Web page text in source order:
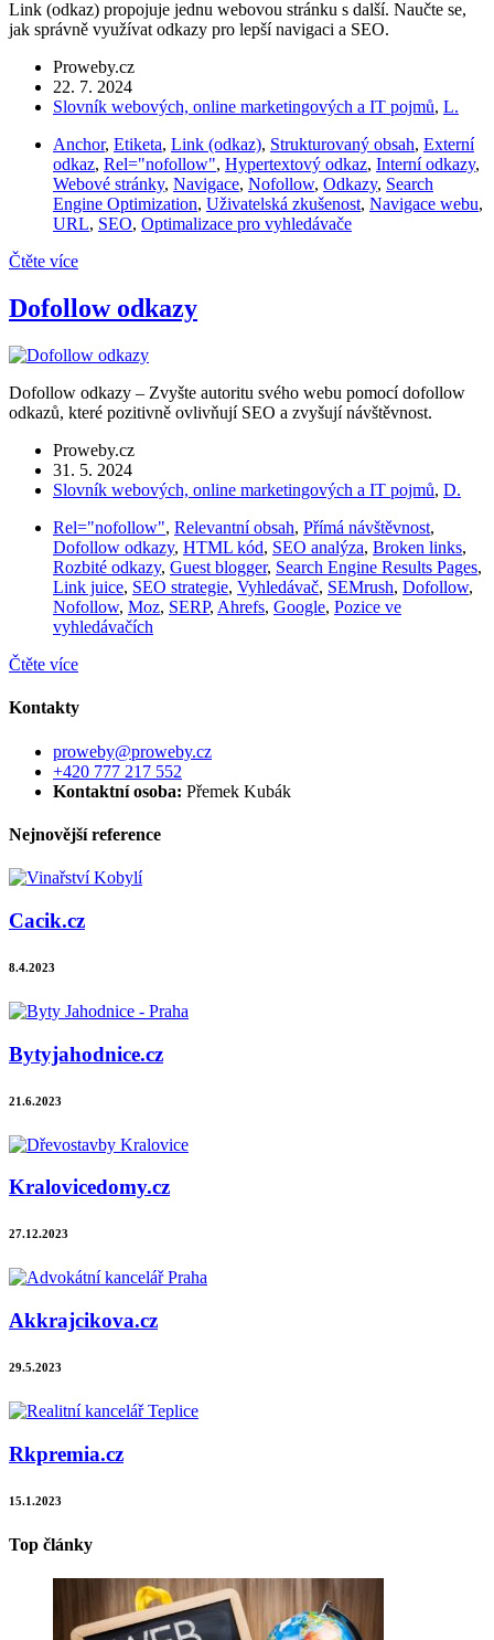
Link (odkaz) propojuje jednu webovou stránku s další. Naučte se,
jak správně využívat odkazy pro lepší navigaci a SEO.
Proweby.cz
22. 7. 2024
Slovník webových, online marketingových a IT pojmů, L.
Anchor, Etiketa, Link (odkaz), Strukturovaný obsah, Externí
odkaz, Rel="nofollow", Hypertextový odkaz, Interní odkazy,
Webové stránky, Navigace, Nofollow, Odkazy, Search
Engine Optimization, Uživatelská zkušenost, Navigace webu,
URL, SEO, Optimalizace pro vyhledávače
Čtěte více
Dofollow odkazy
Dofollow odkazy – Zvyšte autoritu svého webu pomocí dofollow
odkazů, které pozitivně ovlivňují SEO a zvyšují návštěvnost.
Proweby.cz
31. 5. 2024
Slovník webových, online marketingových a IT pojmů, D.
Rel="nofollow", Relevantní obsah, Přímá návštěvnost,
Dofollow odkazy, HTML kód, SEO analýza, Broken links,
Rozbité odkazy, Guest blogger, Search Engine Results Pages,
Link juice, SEO strategie, Vyhledávač, SEMrush, Dofollow,
Nofollow, Moz, SERP, Ahrefs, Google, Pozice ve
vyhledávačích
Čtěte více
Kontakty
proweby@proweby.cz
+420 777 217 552
Kontaktní osoba: Přemek Kubák
Nejnovější reference
Cacik.cz
8.4.2023
Bytyjahodnice.cz
21.6.2023
Kralovicedomy.cz
27.12.2023
Akkrajcikova.cz
29.5.2023
Rkpremia.cz
15.1.2023
Top články